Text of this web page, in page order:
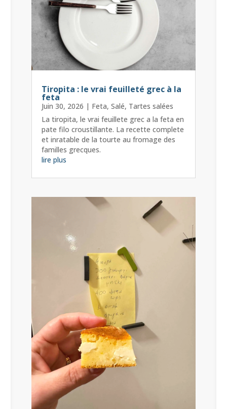
Tiropita : le vrai feuilleté grec à la
feta
Juin 30, 2026 | Feta, Salé, Tartes salées
La tiropita, le vrai feuillete grec a la feta en
pate filo croustillante. La recette complete
et inratable de la tourte au fromage des
familles grecques.
lire plus